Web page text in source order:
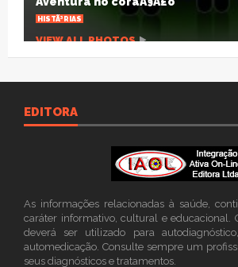
ARTIGOS
VIEW ALL PHOTOS
EDITORA
As informações relacionadas à saúde,
caráter informativo, cultural e educacional.
deverá ser utilizado para
automedicação. Consulte sempre um
seus diagnósticos e tratamentos.